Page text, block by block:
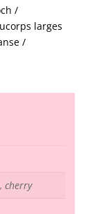
larges
cherry